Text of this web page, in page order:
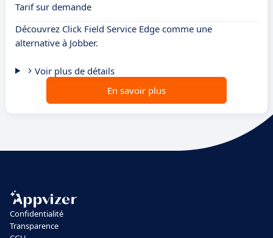
Tarif sur demande
Découvrez Click Field Service Edge comme une
alternative à Jobber.
Voir plus de détails
En savoir plus
Confidentialité
Transparence